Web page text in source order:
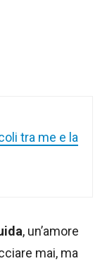
tra me e la
, un’amore
mai, ma